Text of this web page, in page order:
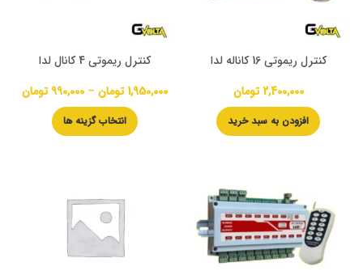
کنترل ریموتی 16 کاناله لدا
2,400,000 تومان
افزودن به سبد خرید
کنترل ریموتی 4 کانال لدا
1,950,000 تومان –
990,000 تومان
انتخاب گزینه ها